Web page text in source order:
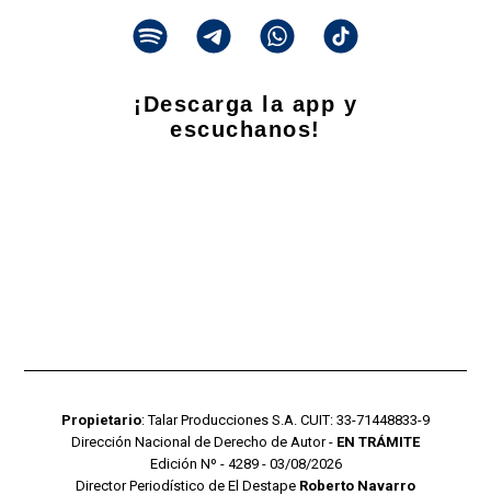
¡Descarga la app y
escuchanos!
Propietario: Talar Producciones S.A. CUIT: 33-71448833-9
Dirección Nacional de Derecho de Autor - EN TRÁMITE
Edición Nº - 4289 - 03/08/2026
Director Periodístico de El Destape Roberto Navarro